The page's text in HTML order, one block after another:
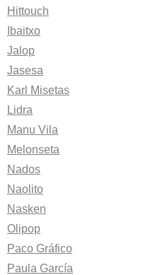
Hittouch
Ibaitxo
Jalop
Jasesa
Karl Misetas
Lidra
Manu Vila
Melonseta
Nados
Naolito
Nasken
Olipop
Paco Gráfico
Paula García